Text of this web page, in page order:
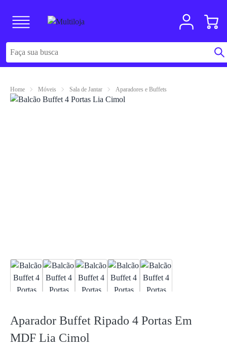
Home Móveis Sala de Jantar Aparadores e Buffets
Aparador Buffet Ripado 4 Portas Em
MDF Lia Cimol